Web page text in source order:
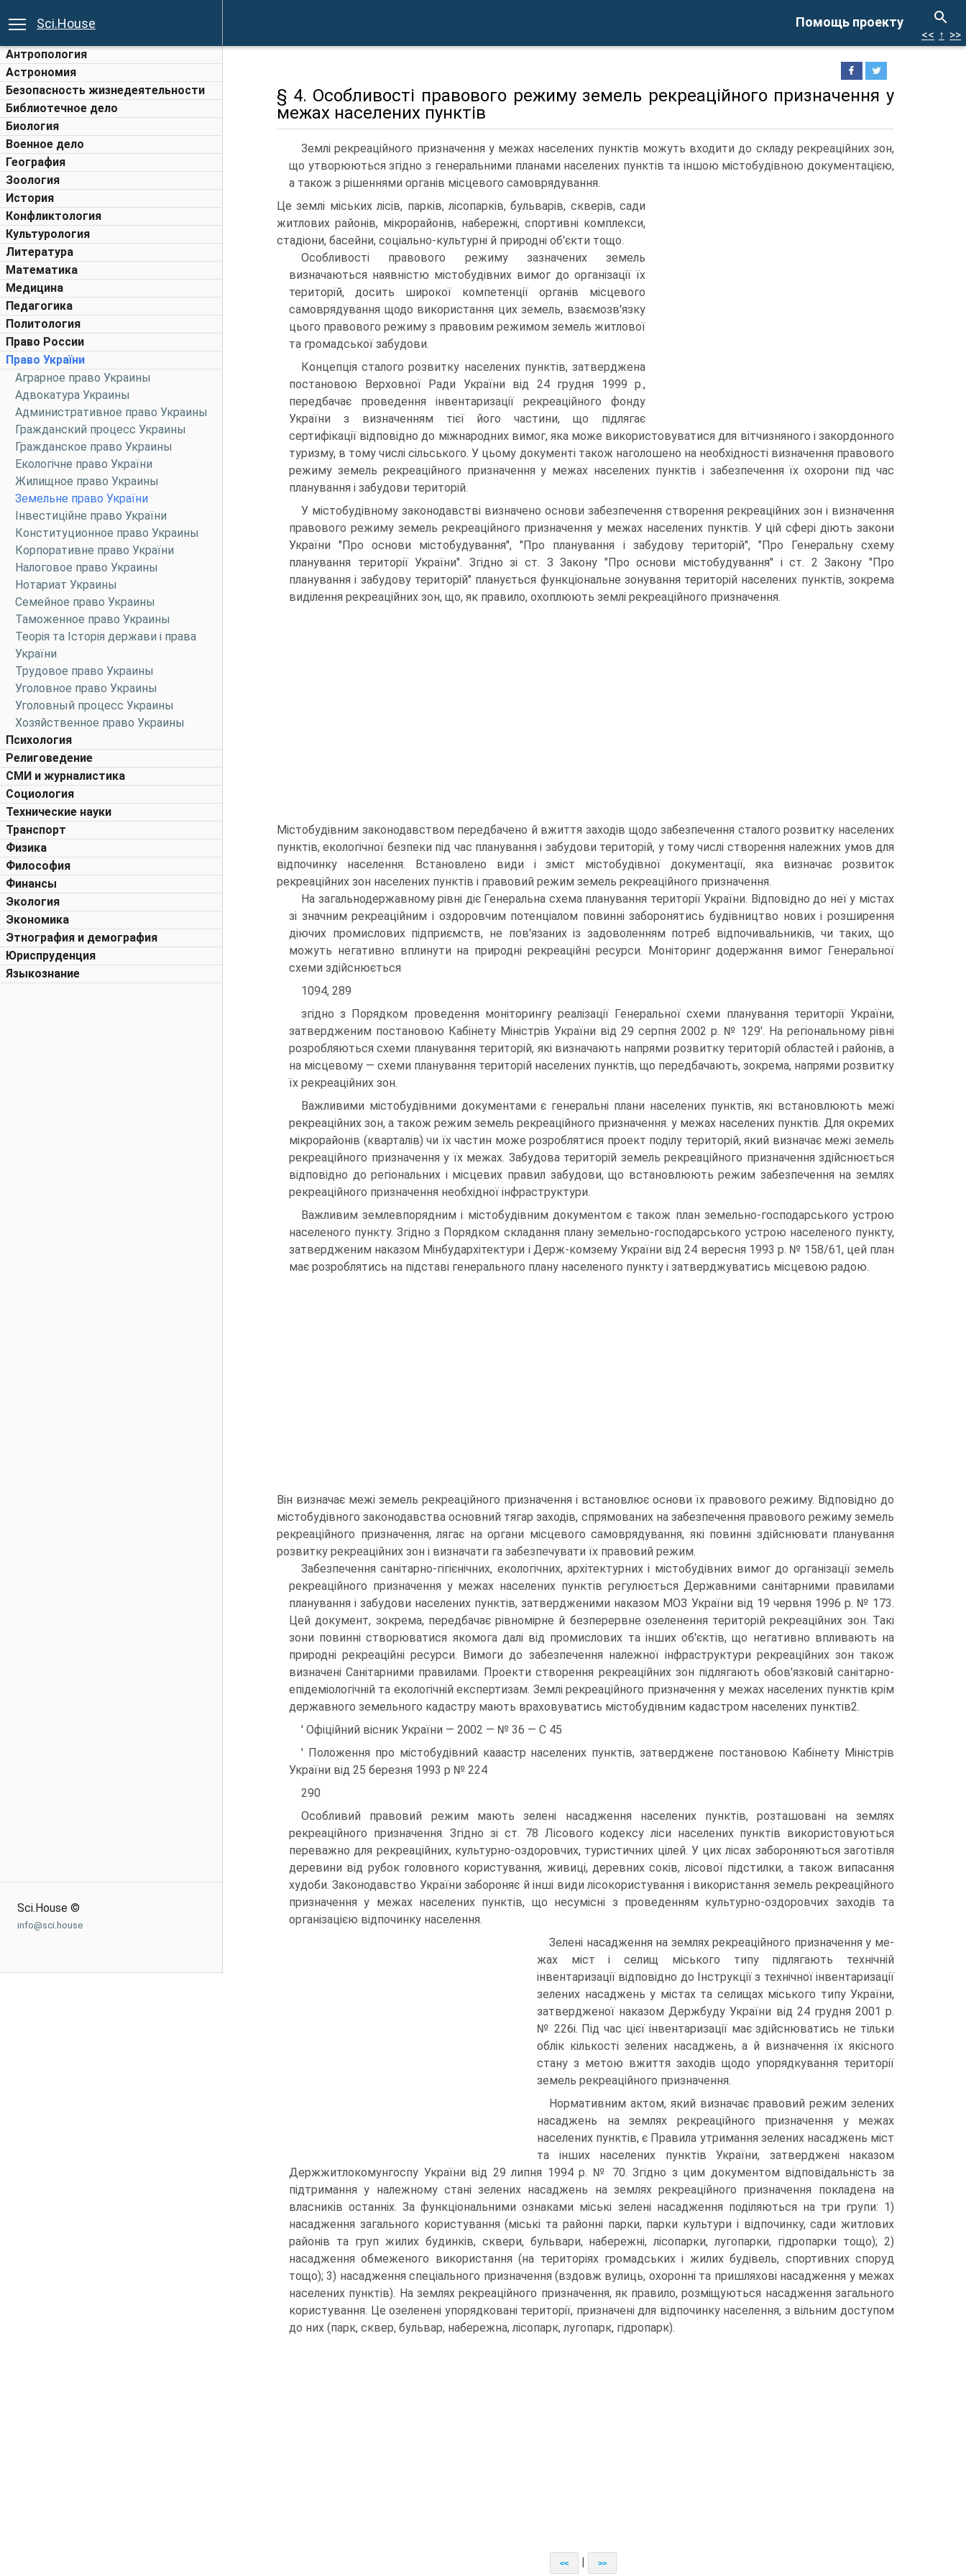
Помощь проекту
Sci.House
Антропология
Астрономия
Безопасность жизнедеятельности
Библиотечное дело
Биология
Военное дело
География
Зоология
История
Конфликтология
Культурология
Литература
Математика
Медицина
Педагогика
Политология
Право России
Право України
Аграрное право Украины
Адвокатура Украины
Административное право Украины
Гражданский процесс Украины
Гражданское право Украины
Екологічне право України
Жилищное право Украины
Земельне право України
Інвестиційне право України
Конституционное право Украины
Корпоративне право України
Налоговое право Украины
Нотариат Украины
Семейное право Украины
Таможенное право Украины
Теорія та Історія держави і права
України
Трудовое право Украины
Уголовное право Украины
Уголовный процесс Украины
Хозяйственное право Украины
Психология
Религоведение
СМИ и журналистика
Социология
Технические науки
Транспорт
Физика
Философия
Финансы
Экология
Экономика
Этнография и демография
Юриспруденция
Языкознание
Sci.House ©
info@sci.house
<< ↑ >>
§ 4. Особливості правового режиму земель рекреаційного призначення у
межах населених пунктів
Землі рекреаційного призначення у межах населених пунктів мо­жуть входити до складу рекреаційних зон,
що утворюються згідно з ге­неральними планами населених пунктів та іншою містобудівною до­кументацією,
а також з рішеннями органів місцевого самоврядування.
Це землі міських лісів, парків, лісопарків, бульварів, скверів, сади
житлових районів, мікрорайонів, набережні, спортивні комплекси,
стадіони, басейни, соціально-культурні й природні об'єкти тощо.
Особливості правового режиму зазначених земель
визначаються наявністю містобудівних вимог до організації їх
територій, досить широкої компетенції органів місцевого
самоврядування щодо ви­користання цих земель, взаємозв'язку
цього правового режиму з правовим режимом земель житлової
та громадської забудови.
Концепція сталого розвитку населених пунктів, затверджена
по­становою Верховної Ради України від 24 грудня 1999 р.,
передба­чає проведення інвентаризації рекреаційного фонду
України з виз­наченням тієї його частини, що підлягає
сертифікації відповідно до міжнародних вимог, яка може використовуватися для вітчизняного і закордонного
туризму, в тому числі сільського. У цьому документі також наголошено на необхідності визначення правового
режиму земель рекреаційного призначення у межах населених пунктів і за­безпечення їх охорони під час
планування і забудови територій.
У містобудівному законодавстві визначено основи забезпечення створення рекреаційних зон і визначення
правового режиму земель рекреаційного призначення у межах населених пунктів. У цій сфері діють закони
України "Про основи містобудування", "Про плану­вання і забудову територій", "Про Генеральну схему
планування території України". Згідно зі ст. З Закону "Про основи містобуду­вання" і ст. 2 Закону "Про
планування і забудову територій" пла­нується функціональне зонування територій населених пунктів, зо­крема
виділення рекреаційних зон, що, як правило, охоплюють землі рекреаційного призначення.
Містобудівним законодавством передбачено й вжиття заходів щодо забезпечення сталого розвитку населених
пунктів, екологічної безпеки під час планування і забу­дови територій, у тому числі створення належних умов для
відпо­чинку населення. Встановлено види і зміст містобудівної докумен­тації, яка визначає розвиток
рекреаційних зон населених пунктів і правовий режим земель рекреаційного призначення.
На загальнодержавному рівні діє Генеральна схема планування території України. Відповідно до неї у містах
зі значним рекре­аційним і оздоровчим потенціалом повинні заборонятись будів­ництво нових і розширення
діючих промислових підприємств, не пов'язаних із задоволенням потреб відпочивальників, чи таких, що
можуть негативно вплинути на природні рекреаційні ресурси. Моніторинг додержання вимог Генеральної
схеми здійснюється
1094, 289
згідно з Порядком проведення моніторингу реалізації Генеральної схеми планування території України,
затвердженим постановою Кабінету Міністрів України від 29 серпня 2002 р. № 129'. На регіональному рівні
розробляються схеми планування територій, які визначають напрями розвитку територій областей і районів, а
на місцевому — схеми планування територій населених пунктів, що передбачають, зокрема, напрями розвитку
їх рекреаційних зон.
Важливими містобудівними документами є генеральні плани на­селених пунктів, які встановлюють межі
рекреаційних зон, а також режим земель рекреаційного призначення. у межах населених пунктів. Для окремих
мікрорайонів (кварталів) чи їх частин може розроблятися проект поділу територій, який визначає межі земель
ре­креаційного призначення у їх межах. Забудова територій земель рек­реаційного призначення здійснюється
відповідно до регіональних і місцевих правил забудови, що встановлюють режим забезпечення на землях
рекреаційного призначення необхідної інфраструктури.
Важливим землевпорядним і містобудівним документом є також план земельно-господарського устрою
населеного пункту. Згідно з Порядком складання плану земельно-господарського устрою насе­леного пункту,
затвердженим наказом Мінбудархітектури і Держ-комзему України від 24 вересня 1993 р. № 158/61, цей план
має роз­роблятись на підставі генерального плану населеного пункту і за­тверджуватись місцевою радою.
Він визначає межі земель рекре­аційного призначення і встановлює основи їх правового режиму. Відповідно до
містобудівного законодавства основний тягар заходів, спрямованих на забезпечення правового режиму земель
рекре­аційного призначення, лягає на органи місцевого самоврядування, які повинні здійснювати планування
розвитку рекреаційних зон і визначати га забезпечувати їх правовий режим.
Забезпечення санітарно-гігієнічних, екологічних, архітектурних і містобудівних вимог до організації земель
рекреаційного призна­чення у межах населених пунктів регулюється Державними санітарними правилами
планування і забудови населених пунктів, затвердженими наказом МОЗ України від 19 червня 1996 р. № 173.
Цей документ, зокрема, передбачає рівномірне й безперервне озе­ленення територій рекреаційних зон. Такі
зони повинні створюва­тися якомога далі від промислових та інших об'єктів, що негатив­но впливають на
природні рекреаційні ресурси. Вимоги до забезпе­чення належної інфраструктури рекреаційних зон також
визначені Санітарними правилами. Проекти створення рекреаційних зон підлягають обов'язковій санітарно-
епідеміологічній та екологічній експертизам. Землі рекреаційного призначення у межах населених пунктів крім
державного земельного кадастру мають враховуватись містобудівним кадастром населених пунктів2.
' Офіційний вісник України — 2002 — № 36 — С 45
' Положення про містобудівний кааастр населених пунктів, затверджене постановою Кабінету Міністрів
України від 25 березня 1993 р № 224
290
Особливий правовий режим мають зелені насадження населених пунктів, розташовані на землях
рекреаційного призначення. Згідно зі ст. 78 Лісового кодексу ліси населених пунктів використовуються
переважно для рекреаційних, культурно-оздоровчих, туристичних цілей. У цих лісах забороняються заготівля
деревини від рубок голо­вного користування, живиці, деревних соків, лісової підстилки, а та­кож випасання
худоби. Законодавство України забороняє й інші ви­ди лісокористування і використання земель рекреаційного
призна­чення у межах населених пунктів, що несумісні з проведенням куль­турно-оздоровчих заходів та
організацією відпочинку населення.
Зелені насадження на землях рекреаційного призначення у ме­
жах міст і селищ міського типу підлягають технічній
інвентаризації відповідно до Інструкції з технічної інвентаризації
зелених насад­жень у містах та селищах міського типу України,
затвердженої на­казом Держбуду України від 24 грудня 2001 р.
№ 226і. Під час цієї інвентаризації має здійснюватись не тільки
облік кількості зелених насаджень, а й визначення їх якісного
стану з метою вжиття заходів щодо упорядкування території
земель рекреаційного призначення.
Нормативним актом, який визначає правовий режим зелених
наса­джень на землях рекреаційного призначення у межах
населених пунктів, є Правила утримання зелених насаджень міст
та інших насе­лених пунктів України, затверджені наказом
Держжитлокомунгоспу України від 29 липня 1994 р. № 70. Згідно з цим документом відповідальність за
підтримання у належному стані зелених насаджень на землях рекреаційного призначення покладена на
власників ос­танніх. За функціональними ознаками міські зелені насадження поділяються на три групи: 1)
насадження загального користування (міські та районні парки, парки культури і відпочинку, сади житлових
районів та груп жилих будинків, сквери, бульвари, набережні, лісопар­ки, лугопарки, гідропарки тощо); 2)
насадження обмеженого викорис­тання (на територіях громадських і жилих будівель, спортивних споруд
тощо); 3) насадження спеціального призначення (вздовж вулиць, охо­ронні та пришляхові насадження у межах
населених пунктів). На зем­лях рекреаційного призначення, як правило, розміщуються насаджен­ня загального
користування. Це озеленені упорядковані території, при­значені для відпочинку населення, з вільним доступом
до них (парк, сквер, бульвар, набережна, лісопарк, лугопарк, гідропарк).
<< >>